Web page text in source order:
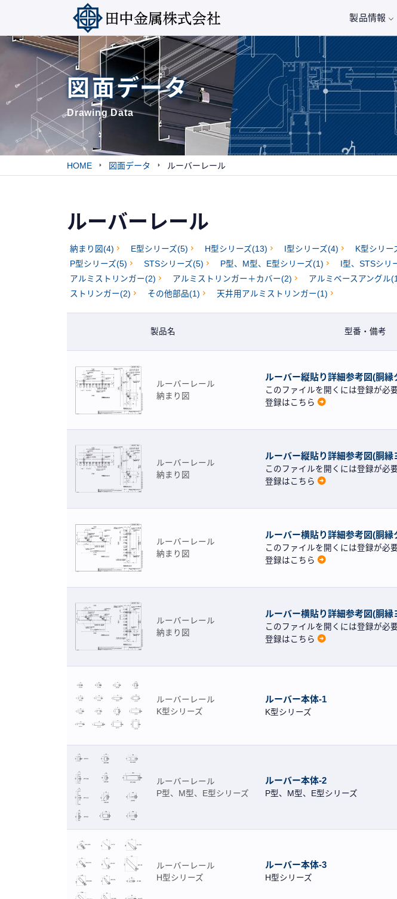
製品情報
アルミカーテンボックス
「ボックスレール」
「ルーバーレール」
アルミひさし「バイザーレール」
建築内外装材
「アルミスパンドレール」
ボックスレール
カタログ
ルーバーレール
お気軽にお問
お問い合わせ
ご質問・お見積り・資料請求はこちら
図面データ
Drawing Data
HOME 図面データ ルーバーレール
ルーバーレール
納まり図(4) E型シリーズ(5) H型シリーズ(13) I型シリーズ(4) K型シリー
P型シリーズ(5)
STSシリーズ(5) P型、M型、E型シリーズ(1)
I型、STSシリ
アルミストリンガー(2)
アルミストリンガー＋カバー(2) アルミベースアングル
ストリンガー(2)
その他部品(1) 天井用アルミストリンガー(1)
製品名 型番・備考
ルーバーレール
納まり図
ルーバー縦貼り詳細参考図(胴縁
このファイルを開くには登録が必要
登録はこちら
ルーバーレール
納まり図
ルーバー縦貼り詳細参考図(胴縁
このファイルを開くには登録が必要
登録はこちら
ルーバーレール
納まり図
ルーバー横貼り詳細参考図(胴縁
このファイルを開くには登録が必要
登録はこちら
ルーバーレール
納まり図
ルーバー横貼り詳細参考図(胴縁
このファイルを開くには登録が必要
登録はこちら
ルーバーレール
K型シリーズ
ルーバー本体-1
K型シリーズ
ルーバーレール
P型、M型、E型シリーズ
ルーバー本体-2
P型、M型、E型シリーズ
ルーバーレール
H型シリーズ
ルーバー本体-3
H型シリーズ